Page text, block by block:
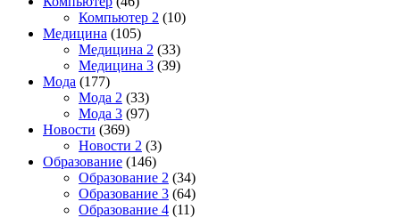
Компьютер 2 (10)
Медицина (105)
Медицина 2 (33)
Медицина 3 (39)
Мода (177)
Мода 2 (33)
Мода 3 (97)
Новости (369)
Новости 2 (3)
Образование (146)
Образование 2 (34)
Образование 3 (64)
Образование 4 (11)